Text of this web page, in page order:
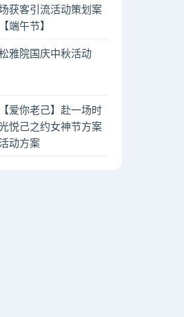
获客引流活动策划案
【端午节】
雅院国庆中秋活动
【爱你老己】赴一场时
悦己之约女神节方案
动方案